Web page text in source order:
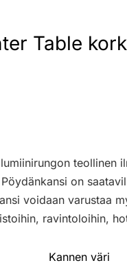
Table
teollinen
on
voidaan varustaa
ravintoloihin,
Kannen väri